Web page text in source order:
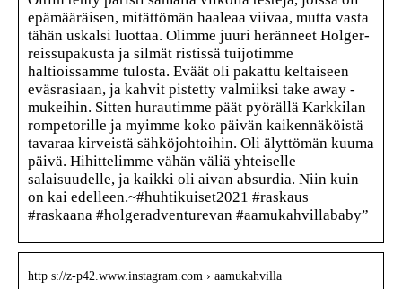
epämääräisen, mitättömän haaleaa viivaa, mutta vasta
tähän uskalsi luottaa. Olimme juuri heränneet Holger-
reissupakusta ja silmät ristissä tuijotimme
haltioissamme tulosta. Eväät oli pakattu keltaiseen
eväsrasiaan, ja kahvit pistetty valmiiksi take away -
mukeihin. Sitten hurautimme päät pyörällä Karkkilan
rompetorille ja myimme koko päivän kaikennäköistä
tavaraa kirveistä sähköjohtoihin. Oli älyttömän kuuma
päivä. Hihittelimme vähän väliä yhteiselle
salaisuudelle, ja kaikki oli aivan absurdia. Niin kuin
on kai edelleen.~#huhtikuiset2021 #raskaus
#raskaana #holgeradventurevan #aamukahvillababy”
http s://z-p42.www.instagram.com › aamukahvilla